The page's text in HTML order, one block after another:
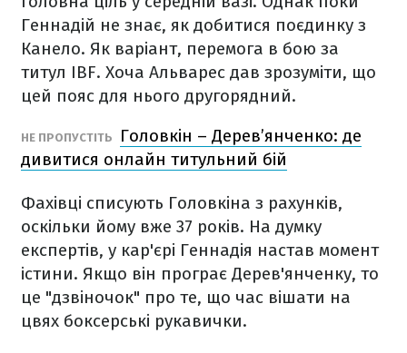
Геннадій не знає, як добитися поєдинку з
Канело. Як варіант, перемога в бою за
титул IBF. Хоча Альварес дав зрозуміти, що
цей пояс для нього другорядний.
НЕ ПРОПУСТІТЬ
Головкін – Дерев’янченко: де
дивитися онлайн титульний бій
Фахівці списують Головкіна з рахунків,
оскільки йому вже 37 років. На думку
експертів, у кар'єрі Геннадія настав момент
істини. Якщо він програє Дерев'янченку, то
це "дзвіночок" про те, що час вішати на
цвях боксерські рукавички.